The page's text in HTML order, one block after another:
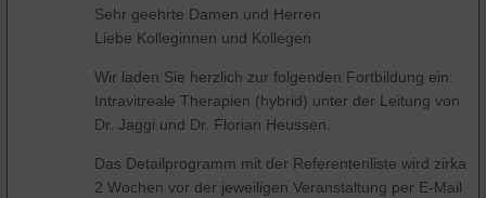
Sehr geehrte Damen und Herren
Liebe Kolleginnen und Kollegen
Wir laden Sie herzlich zur folgenden Fortbildung ein:
Intravitreale Therapien (hybrid) unter der Leitung von
Dr. Jaggi und Dr. Florian Heussen.
Das Detailprogramm mit der Referentenliste wird zirka
2 Wochen vor der jeweiligen Veranstaltung per E-Mail